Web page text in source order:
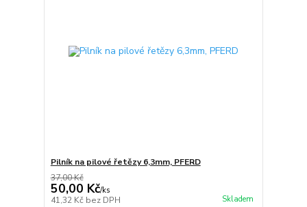
Pilník na pilové řetězy 6,3mm, PFERD
37,00 Kč
50,00 Kč/ks
41,32 Kč bez DPH Skladem